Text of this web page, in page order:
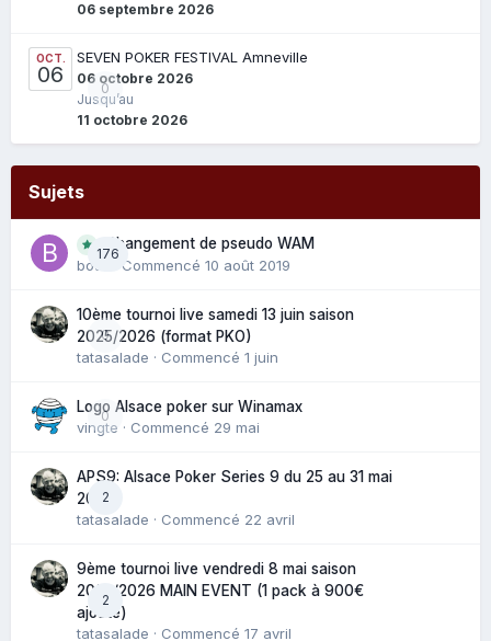
06 septembre 2026
OCT.
06
0
SEVEN POKER FESTIVAL Amneville
06 octobre 2026
Jusqu’au
11 octobre 2026
Sujets
176
Changement de pseudo WAM
bouli
· Commencé 10 août 2019
0
10ème tournoi live samedi 13 juin saison
2025/2026 (format PKO)
tatasalade · Commencé 1 juin
0
Logo Alsace poker sur Winamax
vingte · Commencé 29 mai
2
APS9: Alsace Poker Series 9 du 25 au 31 mai
2025
tatasalade · Commencé 22 avril
2
9ème tournoi live vendredi 8 mai saison
2025/2026 MAIN EVENT (1 pack à 900€
ajouté)
tatasalade · Commencé 17 avril